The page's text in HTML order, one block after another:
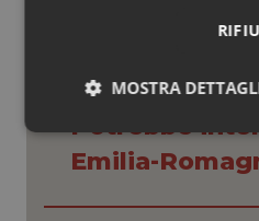
Potrebbe
Emilia-
MOSTRA
Necessari